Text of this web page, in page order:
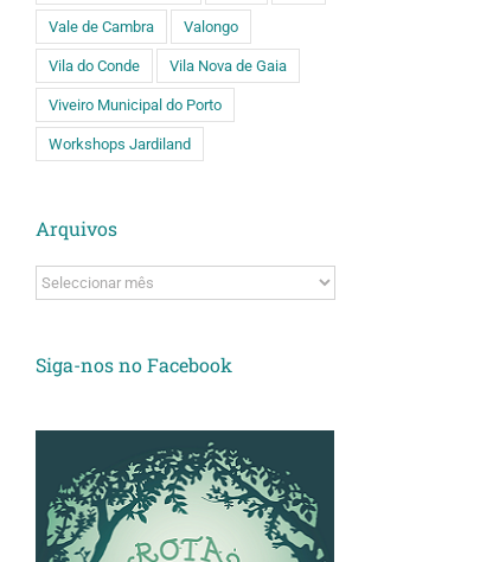
Vale de Cambra Valongo
Vila do Conde Vila Nova de Gaia
Viveiro Municipal do Porto
Workshops Jardiland
Arquivos
Arquivos
Siga-nos no Facebook